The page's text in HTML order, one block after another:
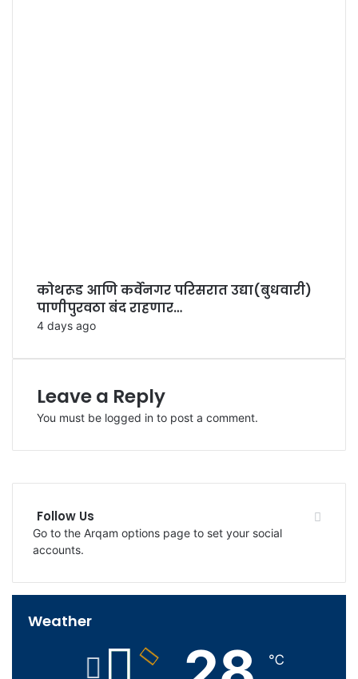
कोथरूड आणि कर्वेनगर परिसरात उद्या(बुधवारी)
पाणीपुरवठा बंद राहणार…
4 days ago
Leave a Reply
You must be logged in to post a comment.
Follow Us
Go to the Arqam options page to set your social
accounts.
Weather
℃